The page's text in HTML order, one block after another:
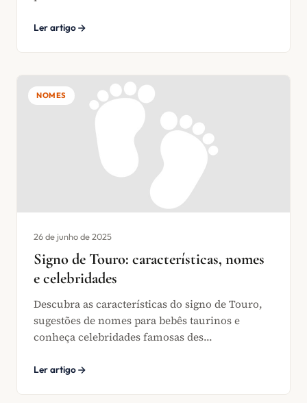
Ler artigo
NOMES
26 de junho de 2025
Signo de Touro: características, nomes
e celebridades
Descubra as características do signo de Touro,
sugestões de nomes para bebês taurinos e
conheça celebridades famosas des...
Ler artigo